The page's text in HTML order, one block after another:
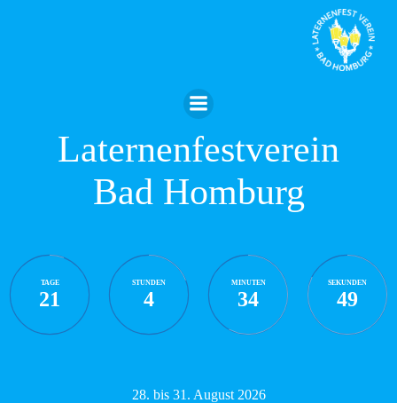
Laternenfestverein
Bad Homburg
TAGE
21
STUNDEN
4
MINUTEN
34
SEKUNDEN
48
28. bis 31. August 2026